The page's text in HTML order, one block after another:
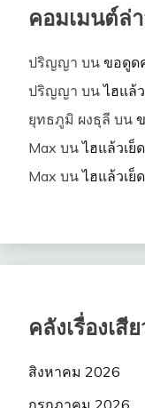
คอมเมนต์ล่
ปริญญา บน ขอดูด
ปริญญา บนไฮแล้
ยุทธภูมิ ผงธุลี บน
Max บนไฮแล้วเย็
Max บนไฮแล้วเย็
คลังเรื่องเสี
สิงหาคม 2026
กรกฎาคม 2026